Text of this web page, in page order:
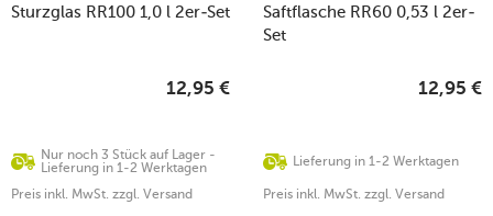
Sturzglas RR100 1,0 l 2er-Set
Nur noch 3 Stück auf Lager -
Lieferung in 1-2 Werktagen
12,95 €
Preis inkl. MwSt. zzgl. Versand
Saftflasche RR60 0,53 l 2er-
Set
Lieferung in 1-2 Werktagen
12,95 €
Preis inkl. MwSt. zzgl. Versand